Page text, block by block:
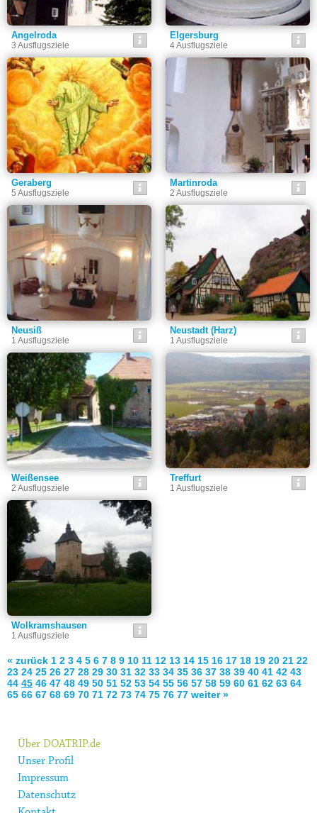
Angelroda
3 Ausflugsziele
Elgersburg
4 Ausflugsziele
Geraberg
5 Ausflugsziele
Martinroda
2 Ausflugsziele
Neusiß
1 Ausflugsziele
Neustadt (Harz)
1 Ausflugsziele
Weißensee
2 Ausflugsziele
Treffurt
1 Ausflugsziele
Wolkramshausen
1 Ausflugsziele
« zurück 1 2 3 4 5 6 7 8 9 10 11 12 13 14 15 16 17 18 19 20 21 22
23 24 25 26 27 28 29 30 31 32 33 34 35 36 37 38 39 40 41 42 43
44 45 46 47 48 49 50 51 52 53 54 55 56 57 58 59 60 61 62 63 64
65 66 67 68 69 70 71 72 73 74 75 76 77 weiter »
Über DOATRIP.de
Unser Profil
Impressum
Datenschutz